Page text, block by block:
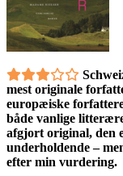
mest originale
europæiske
både vanlige
afgjort original, den
underholdende –
efter min vurdering.